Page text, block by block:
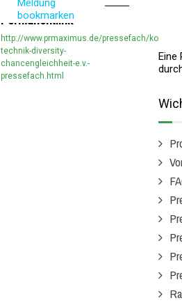
Meldung
bookmarken
Permanentlink
http://www.prmaximus.de/pressefach/
technik-diversity-
chancengleichheit-e.v.-
pressefach.html
Eine